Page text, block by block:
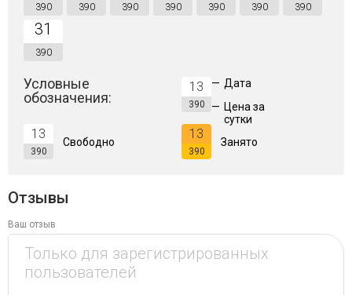
390 390 390 390 390 390 390
31
390
Условные
обозначения:
13
390
— Дата
— Цена за
сутки
13
390
Свободно
13
390
Занято
Отзывы
Ваш отзыв